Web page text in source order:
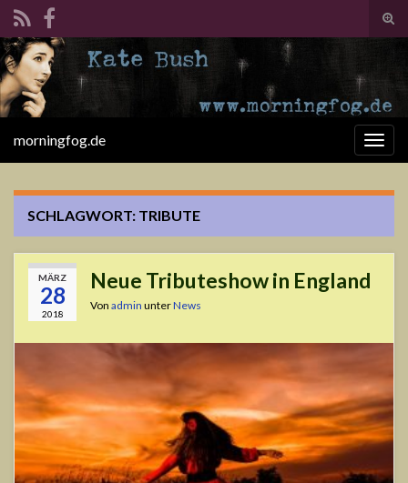
Search for:
morningfog.de
SCHLAGWORT: TRIBUTE
MÄRZ
28
2018
Neue Tributeshow in England
Von admin unterNews